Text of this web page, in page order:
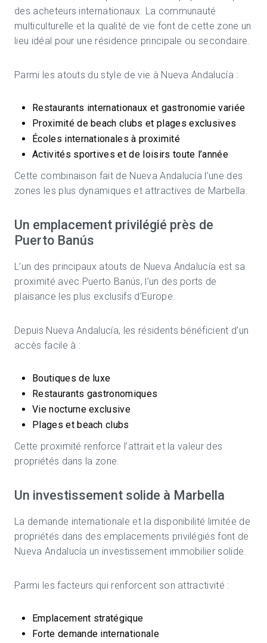
des acheteurs internationaux. La communauté
multiculturelle et la qualité de vie font de cette zone un
lieu idéal pour une résidence principale ou secondaire.
Parmi les atouts du style de vie à Nueva Andalucía :
Restaurants internationaux et gastronomie variée
Proximité de beach clubs et plages exclusives
Écoles internationales à proximité
Activités sportives et de loisirs toute l’année
Cette combinaison fait de Nueva Andalucía l’une des
zones les plus dynamiques et attractives de Marbella.
Un emplacement privilégié près de
Puerto Banús
L’un des principaux atouts de Nueva Andalucía est sa
proximité avec Puerto Banús, l’un des ports de
plaisance les plus exclusifs d’Europe.
Depuis Nueva Andalucía, les résidents bénéficient d’un
accès facile à :
Boutiques de luxe
Restaurants gastronomiques
Vie nocturne exclusive
Plages et beach clubs
Cette proximité renforce l’attrait et la valeur des
propriétés dans la zone.
Un investissement solide à Marbella
La demande internationale et la disponibilité limitée de
propriétés dans des emplacements privilégiés font de
Nueva Andalucía un investissement immobilier solide.
Parmi les facteurs qui renforcent son attractivité :
Emplacement stratégique
Forte demande internationale